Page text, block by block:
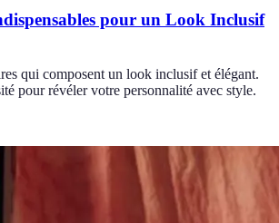
pour un Look Inclusif
qui composent un look inclusif et élégant.
pour révéler votre personnalité avec style.